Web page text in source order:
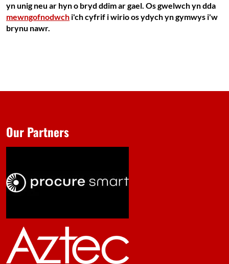
yn unig neu ar hyn o bryd ddim ar gael. Os gwelwch yn dda
mewngofnodwch i'ch cyfrif i wirio os ydych yn gymwys i'w
brynu nawr.
Our Partners